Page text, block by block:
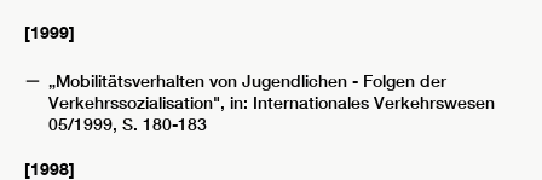
[1999]
„Mobilitätsverhalten von Jugendlichen - Folgen der
Verkehrssozialisation", in: Internationales Verkehrswesen
05/1999, S. 180-183
[1998]